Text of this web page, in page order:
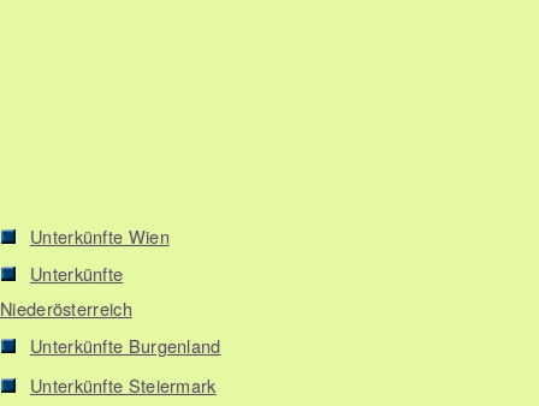
Unterkünfte Wien
Unterkünfte
Niederösterreich
Unterkünfte Burgenland
Unterkünfte Steiermark